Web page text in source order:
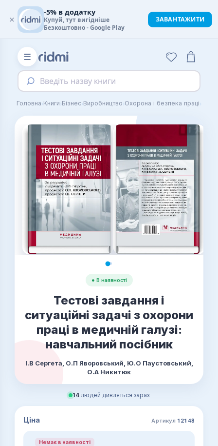
☰
Введіть назву книги
Головна›Книги›Бізнес›Виробництво›Охорона і безпека праці›
● В наявності
Тестові завдання і
ситуаційні задачі з охорони
праці в медичній галузі:
навчальний посібник
І.В Сергета, О.П Яворовський, Ю.О Паустовський,
О.А Никитюк
14 людей дивляться зараз
Ціна Артикул 12148
Немає в наявності
×
-5% в додатку
Купуй, тут вигідніше
Безкоштовно - Google Play
ЗАВАНТАЖИТИ